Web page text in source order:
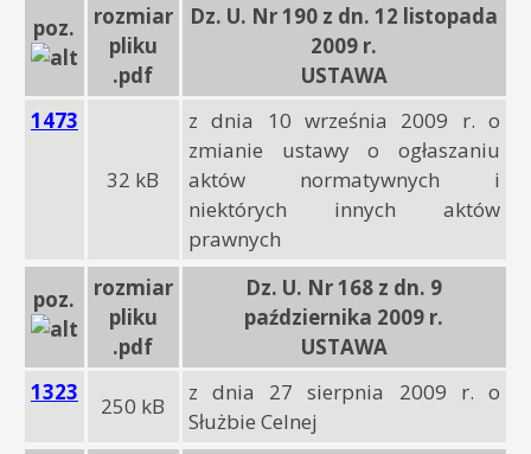
poz.
rozmiar
pliku
.pdf
Dz. U. Nr 190 z dn. 12 listopada
2009 r.
USTAWA
1473
32 kB
z dnia 10 września 2009 r. o
zmianie ustawy o ogłaszaniu
aktów normatywnych i
niektórych innych aktów
prawnych
poz.
rozmiar
pliku
.pdf
Dz. U. Nr 168 z dn. 9
października 2009 r.
USTAWA
1323
250 kB
z dnia 27 sierpnia 2009 r. o
Służbie Celnej